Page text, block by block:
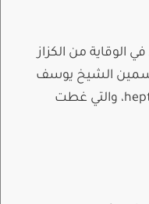
الوقاية من الكزاز
ياسمين الشيخ يوسف
ممثل عن شركة heptaplus pharma، والتي غطت